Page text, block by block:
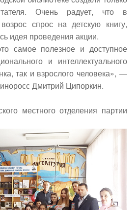
Очень радует, что в
спрос на детскую книгу,
идея проведения акции.
самое полезное и доступное
и интеллектуального
так и взрослого человека», —
Дмитрий Ципоркин.
местного отделения партии